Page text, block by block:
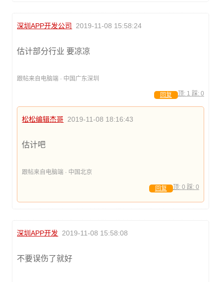
深圳APP开发公司 2019-11-08 15:58:24
估计部分行业 要凉凉
跟帖来自电脑端 · 中国广东深圳
顶: 1 踩: 0
回复
松松编辑杰哥 2019-11-08 18:16:43
估计吧
跟帖来自电脑端 · 中国北京
顶: 0 踩: 0
回复
深圳APP开发 2019-11-08 15:58:08
不要误伤了就好